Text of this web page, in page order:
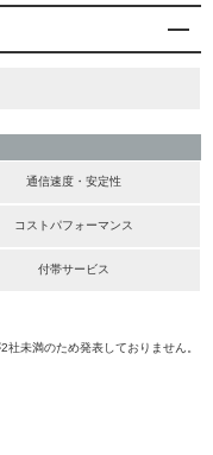
通信速度・安定性
コストパフォーマンス
付帯サービス
未満のため発表しておりません。